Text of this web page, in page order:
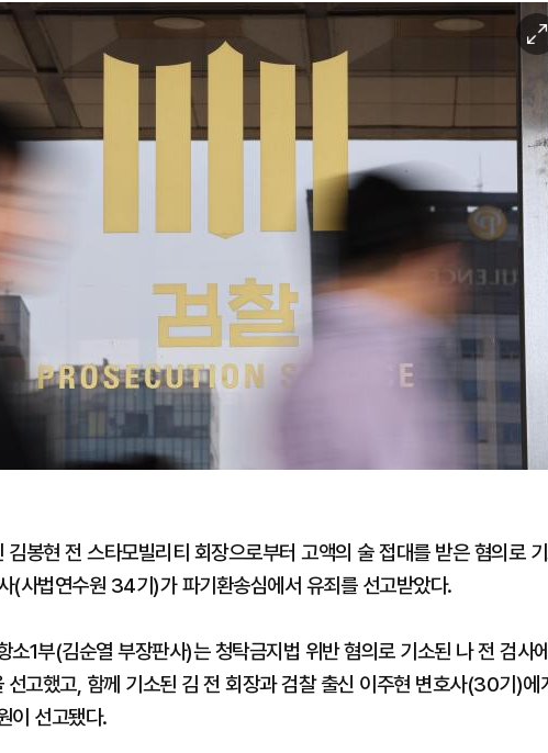
이
미
확
대
봉현 전 스타모빌리티 회장으로부터 고액의 술 접대를 받은 혐의로
(사법연수원 34기)가 파기환송심에서 유죄를 선고받았다.
소1부(김순열 부장판사)는 청탁금지법 위반 혐의로 기소된 나 전 검사
고했고, 함께 기소된 김 전 회장과 검찰 출신 이주현 변호사(30기)에
선고됐다.